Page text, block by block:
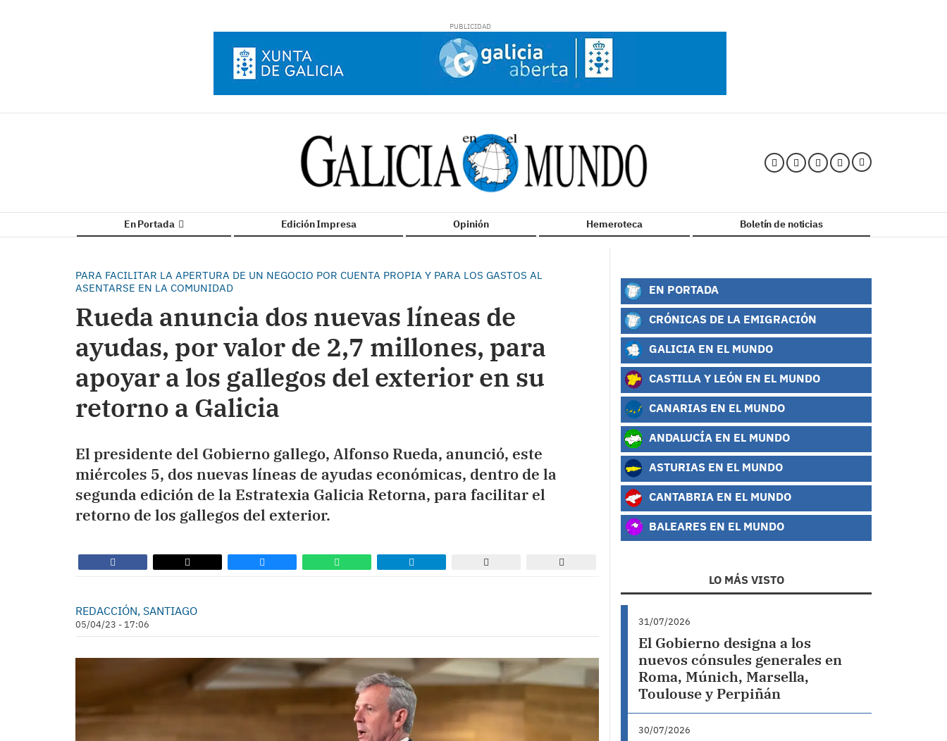
En Portada Edición Impresa Opinión Hemeroteca Boletín de noticias
PARA FACILITAR LA APERTURA DE UN NEGOCIO POR CUENTA PROPIA Y PARA LOS GASTOS AL
ASENTARSE EN LA COMUNIDAD
Rueda anuncia dos nuevas líneas de
ayudas, por valor de 2,7 millones, para
apoyar a los gallegos del exterior en su
retorno a Galicia
El presidente del Gobierno gallego, Alfonso Rueda, anunció, este
miércoles 5, dos nuevas líneas de ayudas económicas, dentro de la
segunda edición de la Estratexia Galicia Retorna, para facilitar el
retorno de los gallegos del exterior.
REDACCIÓN, SANTIAGO
05/04/23 - 17:06
EN PORTADA
CRÓNICAS DE LA EMIGRACIÓN
GALICIA EN EL MUNDO
CASTILLA Y LEÓN EN EL MUNDO
CANARIAS EN EL MUNDO
ANDALUCÍA EN EL MUNDO
ASTURIAS EN EL MUNDO
CANTABRIA EN EL MUNDO
BALEARES EN EL MUNDO
LO MÁS VISTO
31/07/2026
El Gobierno designa a los
nuevos cónsules generales en
Roma, Múnich, Marsella,
Toulouse y Perpiñán
30/07/2026